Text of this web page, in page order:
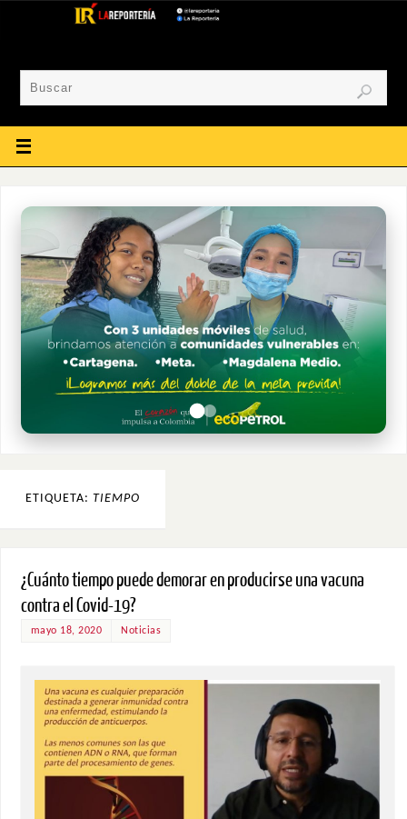
ETIQUETA: TIEMPO
¿Cuánto tiempo puede demorar en producirse una vacuna
contra el Covid-19?
mayo 18, 2020 Noticias